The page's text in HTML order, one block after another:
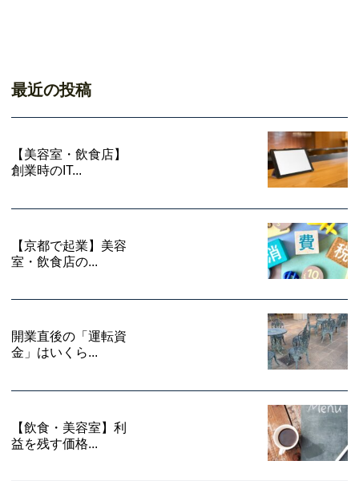
最近の投稿
【美容室・飲食店】
創業時のIT...
【京都で起業】美容
室・飲食店の...
開業直後の「運転資
金」はいくら...
【飲食・美容室】利
益を残す価格...